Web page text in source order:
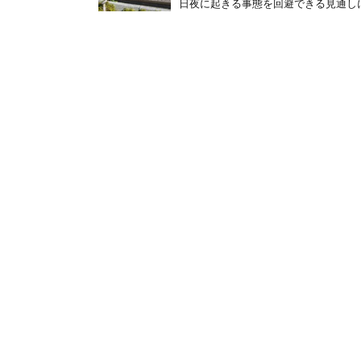
日夜に起きる事態を回避できる見通